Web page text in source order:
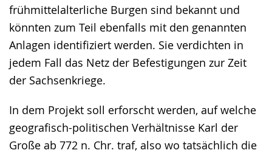
frühmittelalterliche Burgen sind bekannt und
könnten zum Teil ebenfalls mit den genannten
Anlagen identifiziert werden. Sie verdichten in
jedem Fall das Netz der Befestigungen zur Zeit
der Sachsenkriege.
In dem Projekt soll erforscht werden, auf welche
geografisch-politischen Verhältnisse Karl der
Große ab 772 n. Chr. traf, also wo tatsächlich die